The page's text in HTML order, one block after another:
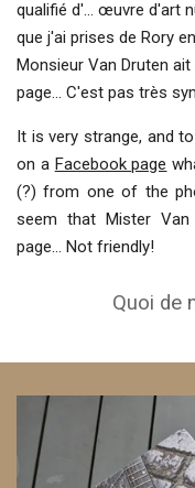
qualifié d'... œuvre d'art
que j'ai prises de Rory
Monsieur Van Druten
page... C'est pas très
It is very strange, and
on a Facebook page
(?) from one of the
seem that Mister
page... Not friendly!
Quoi de